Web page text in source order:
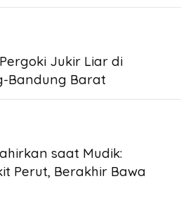
Jukir Liar di
Bandung Barat
saat Mudik:
Perut, Berakhir Bawa